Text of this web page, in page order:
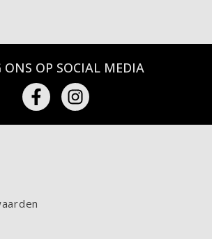
ONS OP SOCIAL MEDIA